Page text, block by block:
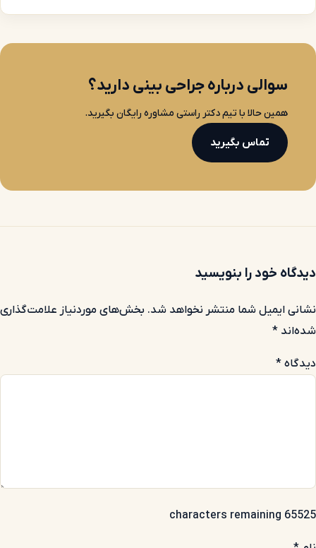
سوالی درباره جراحی بینی دارید؟
همین حالا با تیم دکتر راستی مشاوره رایگان بگیرید.
تماس بگیرید
دیدگاه خود را بنویسید
نشانی ایمیل شما منتشر نخواهد شد. بخش‌های موردنیاز علامت‌گذاری
شده‌اند *
دیدگاه *
65525 characters remaining